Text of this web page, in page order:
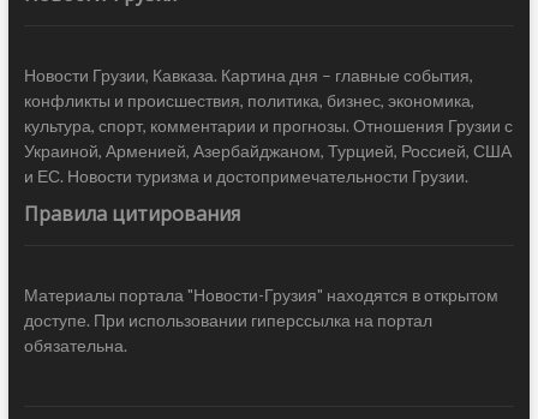
Новости Грузии, Кавказа. Картина дня – главные события,
конфликты и происшествия, политика, бизнес, экономика,
культура, спорт, комментарии и прогнозы. Отношения Грузии с
Украиной, Арменией, Азербайджаном, Турцией, Россией, США
и ЕС. Новости туризма и достопримечательности Грузии.
Правила цитирования
Материалы портала "Новости-Грузия" находятся в открытом
доступе. При использовании гиперссылка на портал
обязательна.